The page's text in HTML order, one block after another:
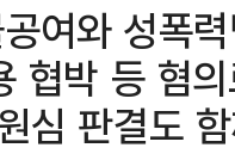
여와 성폭
협박 등 혐
심 판결도